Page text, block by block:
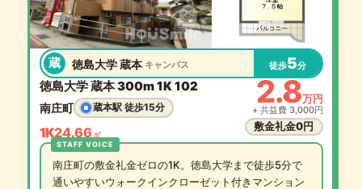
蔵 徳島大学 蔵本 キャンパス 徒歩5分
徳島大学 蔵本 300m 1K 102
南庄町 蔵本駅 徒歩15分
1K24.66 ㎡
2.8万円
+ 共益費 3,000円
敷金礼金0円
南庄町の敷金礼金ゼロの1K。徳島大学まで徒歩5分で
通いやすいウォークインクローゼット付きマンション